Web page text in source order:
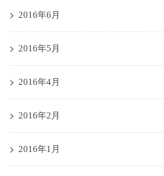
2016年6月
2016年5月
2016年4月
2016年2月
2016年1月